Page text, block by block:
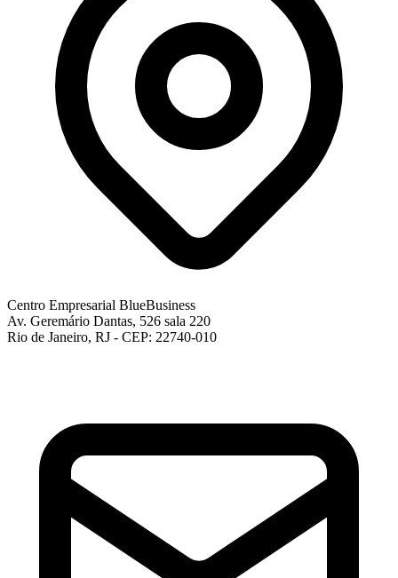
Centro Empresarial BlueBusiness
Av. Geremário Dantas, 526 sala 220
Rio de Janeiro, RJ - CEP: 22740-010